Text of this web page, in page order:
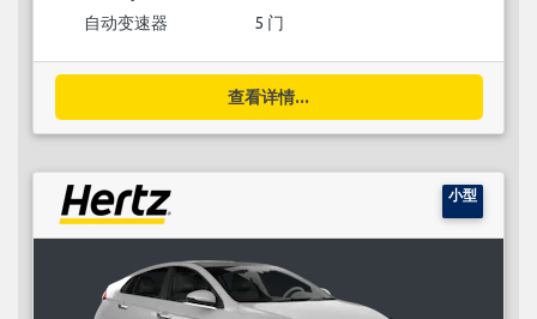
自动变速器 5 门
查看详情...
小型